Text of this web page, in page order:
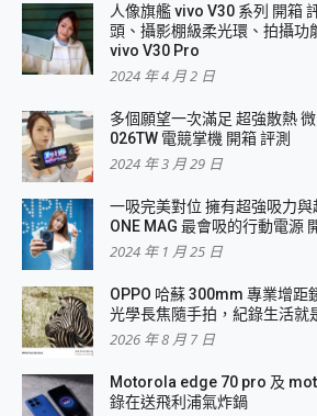
人像旗艦 vivo V30 系列 開箱
頭、攝影棚級柔光環、拍攝功
vivo V30 Pro
2024 年 4 月 2 日
多個願望一次滿足 超強散熱
026TW 電競掌機 開箱 評測
2024 年 3 月 29 日
一吸完美對位 擁有超強吸力
ONE MAG 最會吸的行動電源
2024 年 1 月 25 日
OPPO 哈蘇 300mm 專業增距
光學長焦隨手拍，紀錄生活就
2026 年 8 月 7 日
Motorola edge 70 pro 及
錄在送飛利浦氣炸鍋